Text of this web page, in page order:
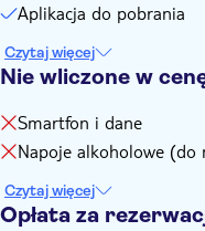
Pamiętaj, aby zabrać
długopis i kartka lub
dostępnej także na
Aplikacja do pobrania
Czytaj więcej
Nie wliczone w
Smartfon i dane
Napoje alkoholowe (do
Czytaj więcej
Opłata za